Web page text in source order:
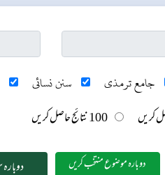
جامع ترمذی سنن نسائی
100 نتائج حاصل کریں
دوبارہ موضوع منتخب کریں